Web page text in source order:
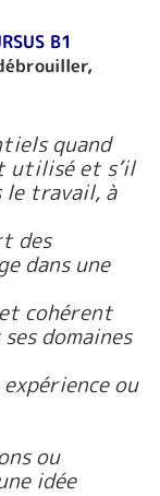
B1
quand
utilisé et s’il
le travail, à
des
dans une
cohérent
domaines
ou
ou
idée